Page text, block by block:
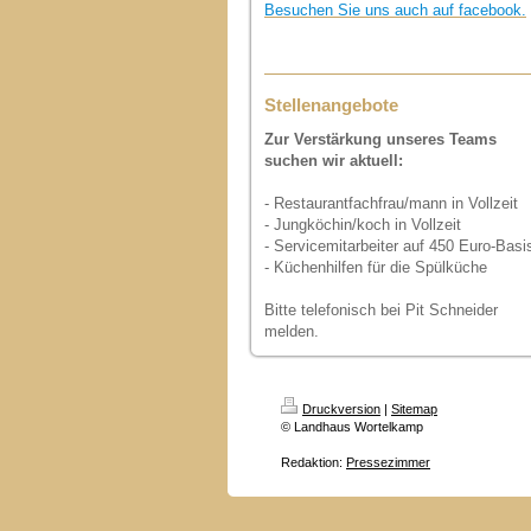
Besuchen Sie uns auch auf facebook.
Stellenangebote
Zur Verstärkung unseres Teams
suchen wir aktuell:
- Restaurantfachfrau/mann in Vollzeit
- Jungköchin/koch in Vollzeit
- Servicemitarbeiter auf 450 Euro-
- Küchenhilfen für die Spülküche
Bitte telefonisch bei Pit Schneider
melden.
Druckversion | Sitemap
© Landhaus Wortelkamp
Redaktion: Pressezimmer